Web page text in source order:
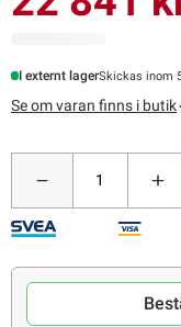
I externt lagerSkickas inom
Se om varan finns i butik